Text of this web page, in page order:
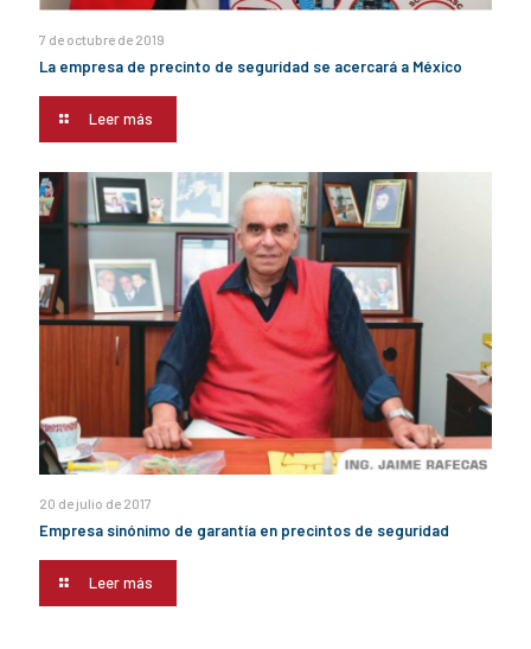
7 de octubre de 2019
La empresa de precinto de seguridad se acercará a México
Leer más
20 de julio de 2017
Empresa sinónimo de garantía en precintos de seguridad
Leer más